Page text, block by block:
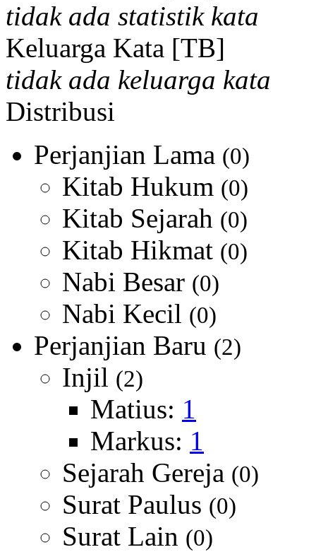
tidak ada statistik kata
Keluarga Kata [TB]
tidak ada keluarga kata
Distribusi
Perjanjian Lama (0)
Kitab Hukum (0)
Kitab Sejarah (0)
Kitab Hikmat (0)
Nabi Besar (0)
Nabi Kecil (0)
Perjanjian Baru (2)
Injil (2)
Matius: 1
Markus: 1
Sejarah Gereja (0)
Surat Paulus (0)
Surat Lain (0)